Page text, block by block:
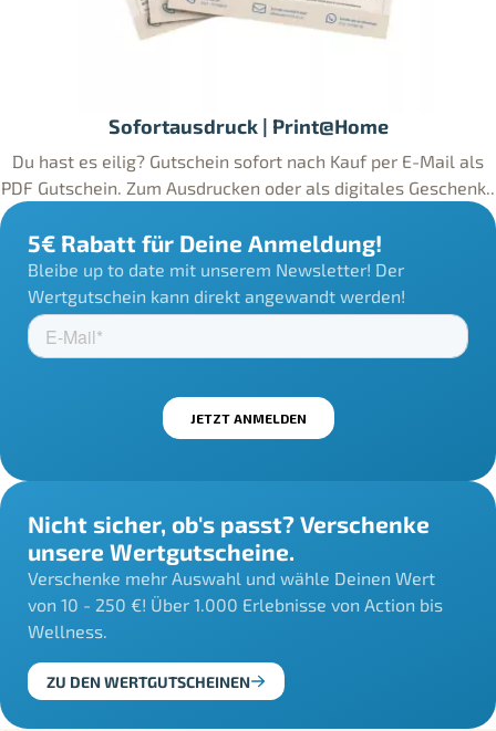
Sofortausdruck | Print@Home
Du hast es eilig? Gutschein sofort nach Kauf per E-Mail als
PDF Gutschein. Zum Ausdrucken oder als digitales Geschenk..
5€ Rabatt für Deine Anmeldung!
Bleibe up to date mit unserem Newsletter! Der
Wertgutschein kann direkt angewandt werden!
Nicht sicher, ob's passt? Verschenke
unsere Wertgutscheine.
Verschenke mehr Auswahl und wähle Deinen Wert
von 10 - 250 €! Über 1.000 Erlebnisse von Action bis
Wellness.
ZU DEN WERTGUTSCHEINEN